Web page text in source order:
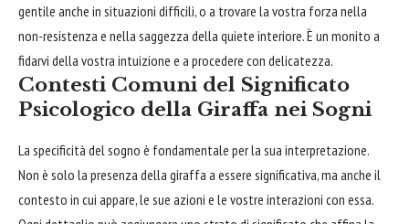
gentile anche in situazioni difficili, o a trovare la vostra forza nella
non-resistenza e nella saggezza della quiete interiore. È un monito a
fidarvi della vostra intuizione e a procedere con delicatezza.
Contesti Comuni del Significato
Psicologico della Giraffa nei Sogni
La specificità del sogno è fondamentale per la sua interpretazione.
Non è solo la presenza della giraffa a essere significativa, ma anche il
contesto in cui appare, le sue azioni e le vostre interazioni con essa.